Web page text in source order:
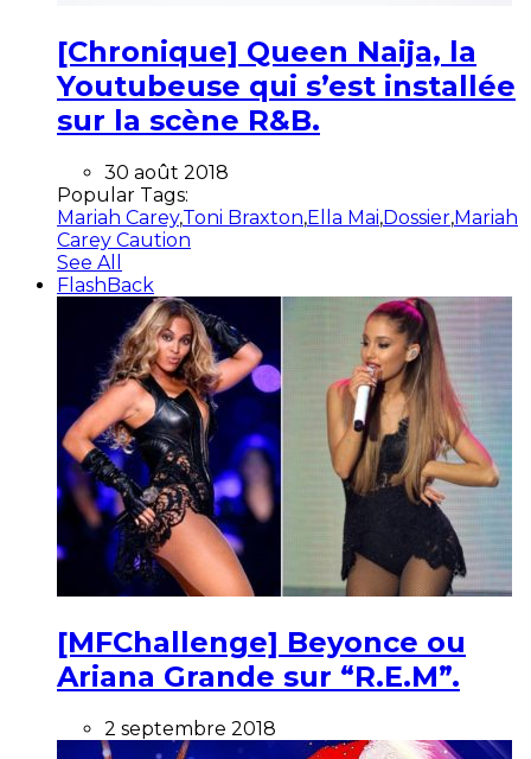
[Chronique] Queen Naija, la
Youtubeuse qui s’est installée
sur la scène R&B.
30 août 2018
Popular Tags:
Mariah Carey,Toni Braxton,Ella Mai,Dossier,Mariah
Carey Caution
See All
FlashBack
[MFChallenge] Beyonce ou
Ariana Grande sur “R.E.M”.
2 septembre 2018